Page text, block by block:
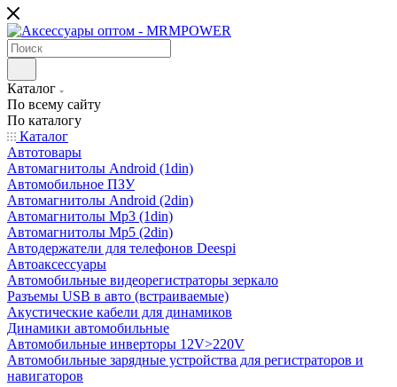
Каталог
По всему сайту
По каталогу
Каталог
Автотовары
Автомагнитолы Android (1din)
Автомобильное ПЗУ
Автомагнитолы Android (2din)
Автомагнитолы Mp3 (1din)
Автомагнитолы Mp5 (2din)
Автодержатели для телефонов Deespi
Автоаксессуары
Автомобильные видеорегистраторы зеркало
Разъемы USB в авто (встраиваемые)
Акустические кабели для динамиков
Динамики автомобильные
Автомобильные инверторы 12V>220V
Автомобильные зарядные устройства для регистраторов и
навигаторов